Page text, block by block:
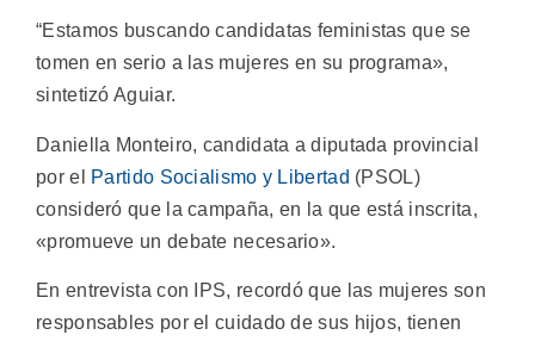
“Estamos buscando candidatas feministas que se
tomen en serio a las mujeres en su programa»,
sintetizó Aguiar.
Daniella Monteiro, candidata a diputada provincial
por el
Partido Socialismo y Libertad (PSOL)
consideró que la campaña, en la que está inscrita,
«promueve un debate necesario».
En entrevista con IPS, recordó que las mujeres son
responsables por el cuidado de sus hijos, tienen